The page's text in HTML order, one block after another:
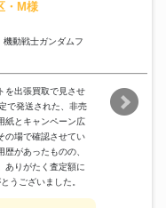
・M様
動戦士ガンダムフ
を出張買取で見させ
で発送された、非売
紙とキャンペーン広
の場で確認させてい
があったものの、
ありがたく査定額に
うございました。